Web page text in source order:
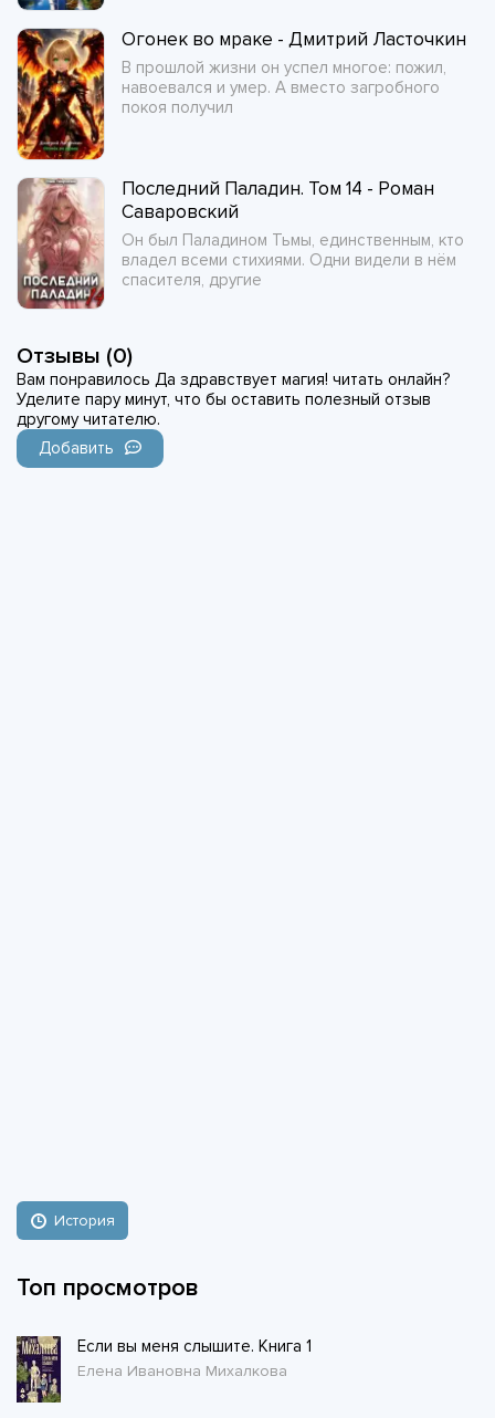
Огонек во мраке - Дмитрий Ласточкин
В прошлой жизни он успел многое: пожил,
навоевался и умер. А вместо загробного
покоя получил
Последний Паладин. Том 14 - Роман
Саваровский
Он был Паладином Тьмы, единственным, кто
владел всеми стихиями. Одни видели в нём
спасителя, другие
Отзывы (0)
Вам понравилось Да здравствует магия! читать онлайн?
Уделите пару минут, что бы оставить полезный отзыв
другому читателю.
Добавить
История
Топ просмотров
Если вы меня слышите. Книга 1
Елена Ивановна Михалкова